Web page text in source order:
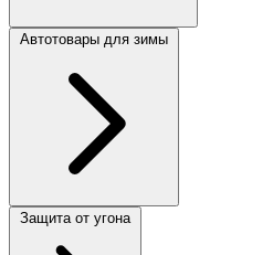
Автотовары для зимы
Защита от угона